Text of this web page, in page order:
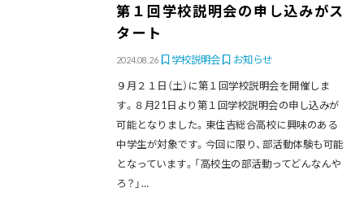
第１回学校説明会の申し込みがス
タート
2024.08.26 学校説明会 お知らせ
９月２１日（土）に第１回学校説明会を開催しま
す。８月21日より第１回学校説明会の申し込みが
可能となりました。東住吉総合高校に興味のある
中学生が対象です。今回に限り、部活動体験も可能
となっています。「高校生の部活動ってどんなんや
ろ？」…